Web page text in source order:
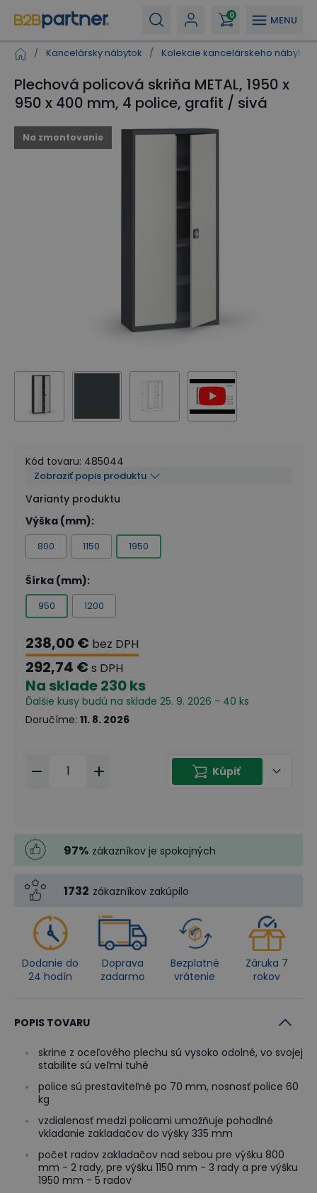
MENU
0
/ Kancelársky nábytok / Kolekcie kancelárskeho nábytku
Plechová policová skriňa METAL, 1950 x
950 x 400 mm, 4 police, grafit / sivá
Na zmontovanie
Kód tovaru: 485044
Zobraziť popis produktu
Varianty produktu
Výška (mm):
800 1150 1950
Šírka (mm):
950 1200
238,00 € bez DPH
292,74 € s DPH
Na sklade230 ks
Ďalšie kusy budú na sklade 25. 9. 2026 - 40 ks
Doručíme: 11. 8. 2026
Kúpiť
97% zákazníkov je spokojných
1732 zákazníkov zakúpilo
Dodanie do
24 hodín
Doprava
zadarmo
Bezplatné
vrátenie
Záruka 7
rokov
POPIS TOVARU
skrine z oceľového plechu sú vysoko odolné, vo svojej
stabilite sú veľmi tuhé
police sú prestaviteľné po 70 mm, nosnosť police 60
kg
vzdialenosť medzi policami umožňuje pohodlné
vkladanie zakladačov do výšky 335 mm
počet radov zakladačov nad sebou pre výšku 800
mm - 2 rady, pre výšku 1150 mm - 3 rady a pre výšku
1950 mm - 5 radov